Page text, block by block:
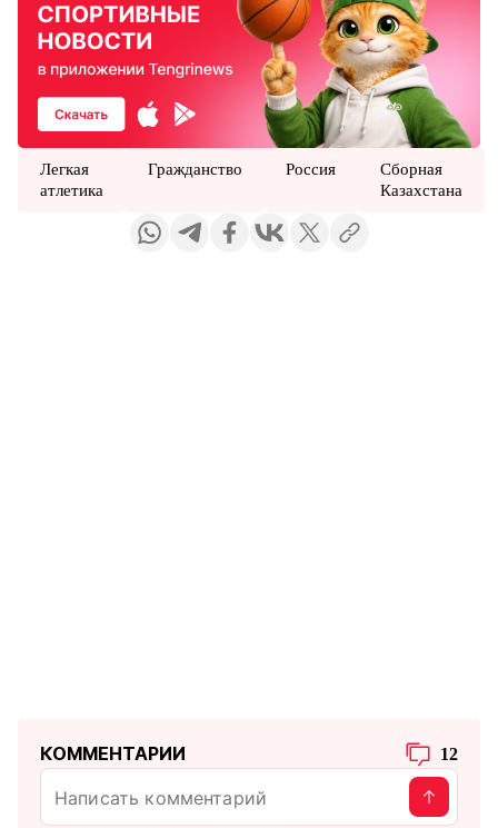
Легкая
атлетика
Гражданство Россия
Сборная
Казахстана
КОММЕНТАРИИ 12